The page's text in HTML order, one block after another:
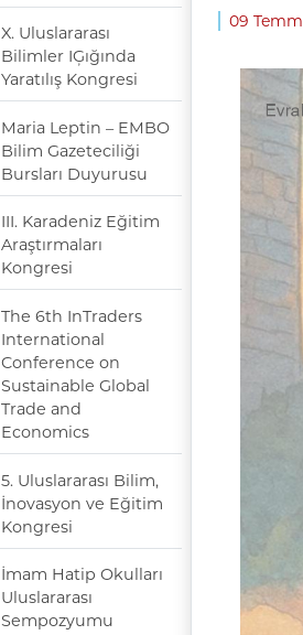
X. Uluslararası
Bilimler IĢığında
Yaratılış Kongresi
Maria Leptin – EMBO
Bilim Gazeteciliği
Bursları Duyurusu
III. Karadeniz Eğitim
Araştırmaları
Kongresi
The 6th InTraders
International
Conference on
Sustainable Global
Trade and
Economics
5. Uluslararası Bilim,
İnovasyon ve Eğitim
Kongresi
İmam Hatip Okulları
Uluslararası
Sempozyumu
09